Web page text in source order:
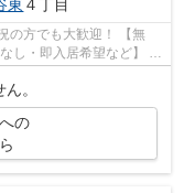
東 ４丁目
方でも大歓迎！ 【無
し・即入居希望など】 ネ
。
の